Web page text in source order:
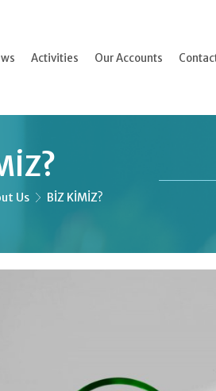
Activities Our Accounts
Us BİZ KİMİZ?